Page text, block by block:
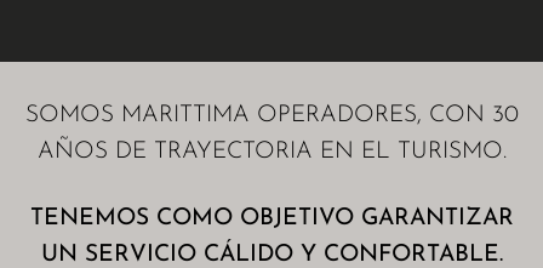
SOMOS MARITTIMA OPERADORES, CON 30
AÑOS DE TRAYECTORIA EN EL TURISMO.
TENEMOS COMO OBJETIVO GARANTIZAR
UN SERVICIO CÁLIDO Y CONFORTABLE.